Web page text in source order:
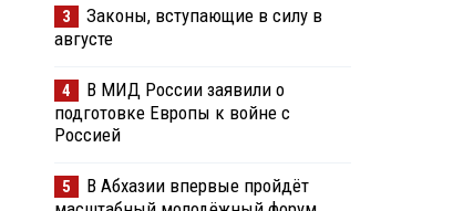
3
Законы, вступающие в силу в
августе
4
В МИД России заявили о
подготовке Европы к войне с
Россией
5
В Абхазии впервые пройдёт